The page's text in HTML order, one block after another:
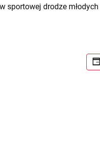
sportowej drodze